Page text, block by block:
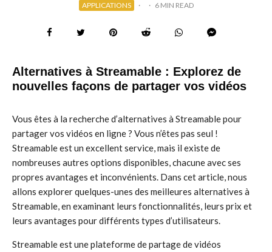
APPLICATIONS · · 6 MIN READ
Alternatives à Streamable : Explorez de
nouvelles façons de partager vos vidéos
Vous êtes à la recherche d’alternatives à Streamable pour
partager vos vidéos en ligne ? Vous n’êtes pas seul !
Streamable est un excellent service, mais il existe de
nombreuses autres options disponibles, chacune avec ses
propres avantages et inconvénients. Dans cet article, nous
allons explorer quelques-unes des meilleures alternatives à
Streamable, en examinant leurs fonctionnalités, leurs prix et
leurs avantages pour différents types d’utilisateurs.
Streamable est une plateforme de partage de vidéos